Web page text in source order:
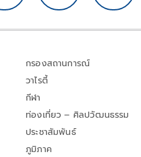
กรองสถานการณ์
วาไรตี้
กีฬา
ท่องเที่ยว – ศิลปวัฒนธรรม
ประชาสัมพันธ์
ภูมิภาค